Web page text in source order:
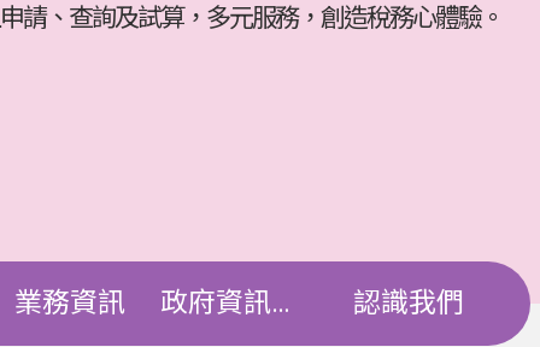
請、查詢及試算，多元服務，創造稅務心體驗。
業務資訊 政府資訊公開 認識我們